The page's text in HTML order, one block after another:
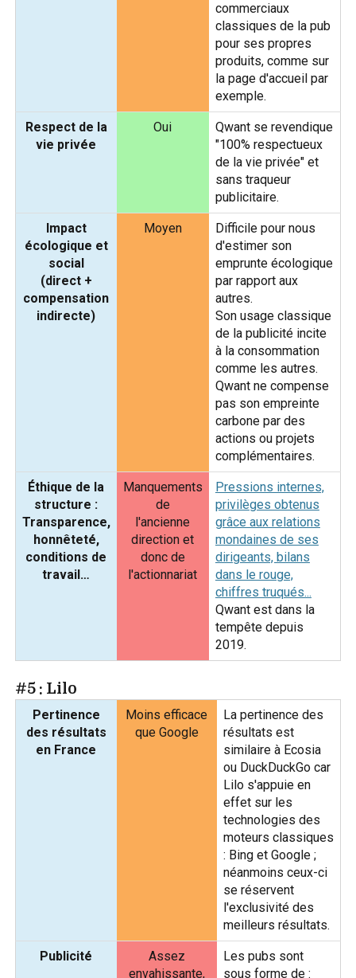
commerciaux
classiques de la pub
pour ses propres
produits, comme sur
la page d'accueil par
exemple.
Respect de la
vie privée
Oui
Qwant se revendique
"100% respectueux
de la vie privée" et
sans traqueur
publicitaire.
Impact
écologique et
social
(direct +
compensation
indirecte)
Moyen
Difficile pour nous
d'estimer son
emprunte écologique
par rapport aux
autres.
Son usage classique
de la publicité incite
à la consommation
comme les autres.
Qwant ne compense
pas son empreinte
carbone par des
actions ou projets
complémentaires.
Éthique de la
structure :
Transparence,
honnêteté,
conditions de
travail…
Manquements
de
l'ancienne
direction et
donc de
l'actionnariat
Pressions internes,
privilèges obtenus
grâce aux relations
mondaines de ses
dirigeants, bilans
dans le rouge,
chiffres truqués...
Qwant est dans la
tempête depuis
2019.
#5 : Lilo
Pertinence
des résultats
en France
Moins efficace
que Google
La pertinence des
résultats est
similaire à Ecosia
ou DuckDuckGo car
Lilo s'appuie en
effet sur les
technologies des
moteurs classiques
: Bing et Google ;
néanmoins ceux-ci
se réservent
l'exclusivité des
meilleurs résultats.
Publicité
Assez
envahissante,
Les pubs sont
sous forme de :